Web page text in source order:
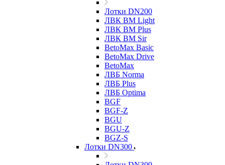
Лотки DN200
ЛВК ВМ Light
ЛВК ВМ Plus
ЛВК ВМ Sir
BetoMax Basic
BetoMax Drive
BetoMax
ЛВБ Norma
ЛВБ Plus
ЛВБ Optima
BGF
BGF-Z
BGU
BGU-Z
BGZ-S
Лотки DN300